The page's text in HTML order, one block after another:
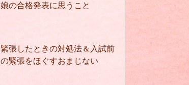
娘の合格発表に思うこと
緊張したときの対処法＆入試前
の緊張をほぐすおまじない